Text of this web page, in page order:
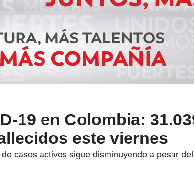
19 en Colombia:
este viernes
casos activos sigue disminuyendo a pesar